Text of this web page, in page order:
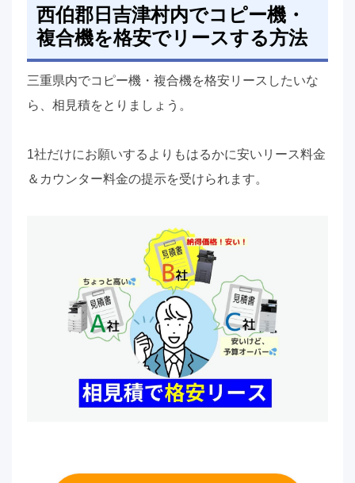
西伯郡日吉津村内でコピー機・
複合機を格安でリースする方法
三重県内でコピー機・複合機を格安リースしたいな
ら、相見積をとりましょう。
1社だけにお願いするよりもはるかに安いリース料金
＆カウンター料金の提示を受けられます。